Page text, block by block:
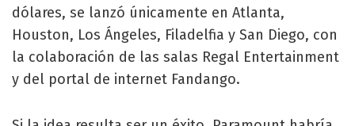
dólares, se lanzó únicamente en Atlanta,
Houston, Los Ángeles, Filadelfia y San Diego, con
la colaboración de las salas Regal Entertainment
y del portal de internet Fandango.